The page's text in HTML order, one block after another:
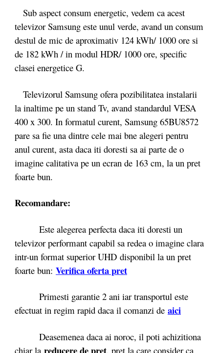
Sub aspect consum energetic, vedem ca acest
televizor Samsung este unul verde, avand un consum
destul de mic de aproximativ 124 kWh/ 1000 ore si
de 182 kWh / in modul HDR/ 1000 ore, specific
clasei energetice G.
Televizorul Samsung ofera pozibilitatea instalarii
la inaltime pe un stand Tv, avand standardul VESA
400 x 300. In formatul curent, Samsung 65BU8572
pare sa fie una dintre cele mai bne alegeri pentru
anul curent, asta daca iti doresti sa ai parte de o
imagine calitativa pe un ecran de 163 cm, la un pret
foarte bun.
Recomandare:
Este alegerea perfecta daca iti doresti un
televizor performant capabil sa redea o imagine clara
intr-un format superior UHD disponibil la un pret
foarte bun: Verifica oferta pret
Primesti garantie 2 ani iar transportul este
efectuat in regim rapid daca il comanzi de aici
Deasemenea daca ai noroc, il poti achizitiona
chiar la reducere de pret, pret la care consider ca